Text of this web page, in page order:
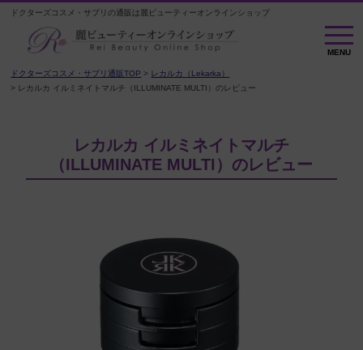
ドクターズコスメ・サプリの通販は麗ビューティーオンラインショップ
M
E
N
MENU
ドクターズコスメ・サプリ通販TOP
レカルカ（Lekarka）
レカルカ イルミネイトマルチ（ILLUMINATE MULTI）のレビュー
レカルカ イルミネイトマルチ
（ILLUMINATE MULTI）のレビュー